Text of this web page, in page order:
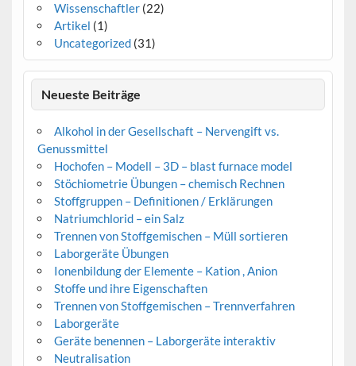
Wissenschaftler(22)
Artikel (1)
Uncategorized(31)
Neueste Beiträge
Alkohol in der Gesellschaft – Nervengift vs.
Genussmittel
Hochofen – Modell – 3D – blast furnace model
Stöchiometrie Übungen – chemisch Rechnen
Stoffgruppen – Definitionen / Erklärungen
Natriumchlorid – ein Salz
Trennen von Stoffgemischen – Müll sortieren
Laborgeräte Übungen
Ionenbildung der Elemente – Kation , Anion
Stoffe und ihre Eigenschaften
Trennen von Stoffgemischen – Trennverfahren
Laborgeräte
Geräte benennen – Laborgeräte interaktiv
Neutralisation